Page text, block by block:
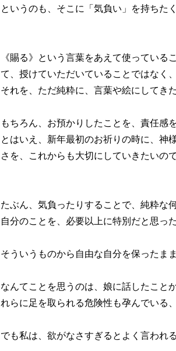
というのも、そこに「気負い」を持ちた
《賜る》という言葉をあえて使ってい
て、授けていただいていることではなく
それを、ただ純粋に、言葉や絵にしてき
もちろん、お預かりしたことを、責任感
とはいえ、新年最初のお祈りの時に、神
さを、これからも大切にしていきたいので
たぶん、気負ったりすることで、純粋な
自分のことを、必要以上に特別だと思っ
そういうものから自由な自分を保ったま
なんてことを思うのは、娘に話したこと
れらに足を取られる危険性も孕んでいる
でも私は、欲がなさすぎるとよく言われ